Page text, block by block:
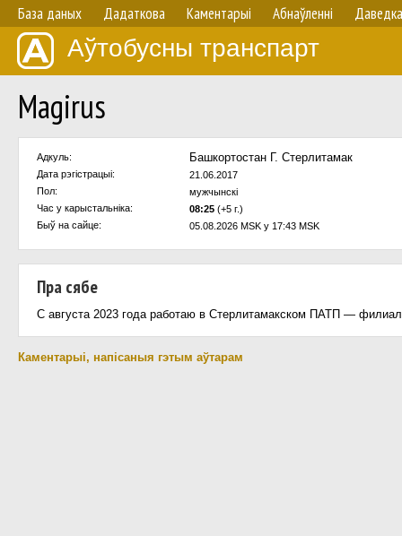
База даных Дадаткова Каментарыі Абнаўленнi Даведка
Аўтобусны транспарт
Magirus
Адкуль: Башкортостан Г. Стерлитамак
Дата рэгістрацыі:
21.06.2017
Пол:
мужчынскi
Час у карыстальнiка:
08:25 (+5 г.)
Быў на сайце:
05.08.2026 MSK у 17:43 MSK
Пра сябе
С августа 2023 года работаю в Стерлитамакском ПАТП —
Каментарыі, напісаныя гэтым аўтарам